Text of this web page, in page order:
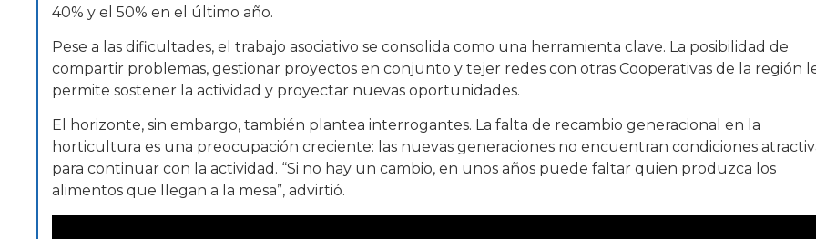
40% y el 50% en el último año.
Pese a las dificultades, el trabajo asociativo se consolida como una herramienta clave. La posibilidad de
compartir problemas, gestionar proyectos en conjunto y tejer redes con otras Cooperativas de la región
permite sostener la actividad y proyectar nuevas oportunidades.
El horizonte, sin embargo, también plantea interrogantes. La falta de recambio generacional en la
horticultura es una preocupación creciente: las nuevas generaciones no encuentran condiciones
para continuar con la actividad. “Si no hay un cambio, en unos años puede faltar quien produzca los
alimentos que llegan a la mesa”, advirtió.